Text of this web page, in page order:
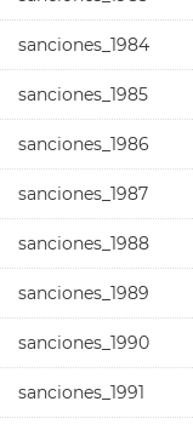
sanciones_1984
sanciones_1985
sanciones_1986
sanciones_1987
sanciones_1988
sanciones_1989
sanciones_1990
sanciones_1991